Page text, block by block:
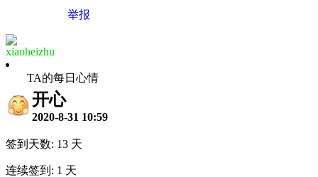
举报
xiaoheizhu
TA的每日心情
开心
2020-8-31 10:59
签到天数: 13 天
连续签到: 1 天